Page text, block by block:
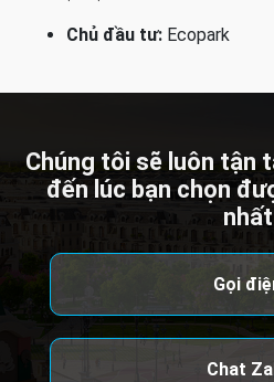
Chủ đầu tư: Ecopark
Chúng tôi sẽ luôn tận
đến lúc bạn chọn
nhất
Gọi
Chat